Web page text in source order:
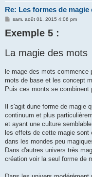
Re: Les formes de magie
M
s
s
e
sam. août 01, 2015 4:06 pm
Exemple 5 :
La magie des mots
le mage des mots commence
mots de base et les concept
Puis ces monts se combinent
Il s'agit dune forme de magie
continuum et plus
et ayant une culture semblable.
les effets de cette magie sont
dans les mondes peu
Dans d'autres univers très
création voir la seul forme de